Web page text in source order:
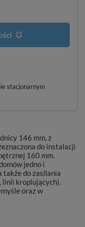
stacjonarnym
146 mm, z
do instalacji
160 mm.
jedno i
także do zasilania
linii kroplujących).
oraz w